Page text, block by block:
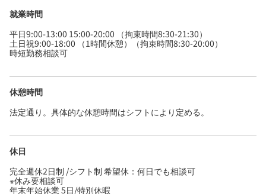
就業時間
平日9:00-13:00 15:00-20:00 （拘束時間8:30-21:30）
土日祝9:00-18:00 （1時間休憩）（拘束時間8:30-20:00）
時短勤務相談可
休憩時間
法定通り。具体的な休憩時間はシフトにより定める。
休日
完全週休2日制 /シフト制 希望休：何日でも相談可
※休み要相談可
年末年始休業 5日/特別休暇